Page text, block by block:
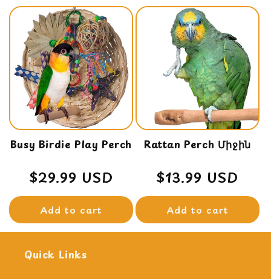
Busy Birdie Play Perch
Regular
price
$29.99 USD
Add to cart
Rattan Perch Միջին
Regular
price
$13.99 USD
Add to cart
Quick Links